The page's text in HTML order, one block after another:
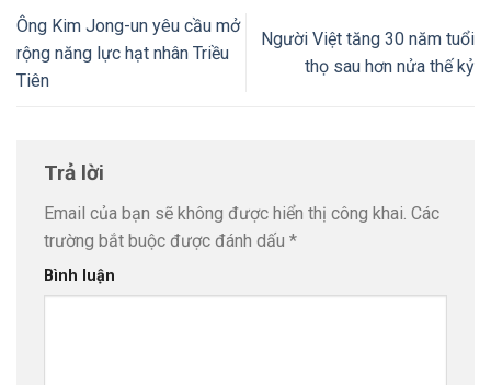
Ông Kim Jong-un yêu cầu mở
rộng năng lực hạt nhân Triều
Tiên
Người Việt tăng 30 năm tuổi
thọ sau hơn nửa thế kỷ
Trả lời
Email của bạn sẽ không được hiển thị công khai. Các
trường bắt buộc được đánh dấu *
Bình luận